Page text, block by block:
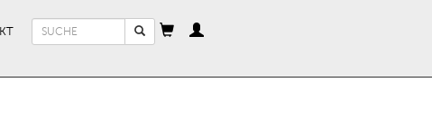
Suchformular